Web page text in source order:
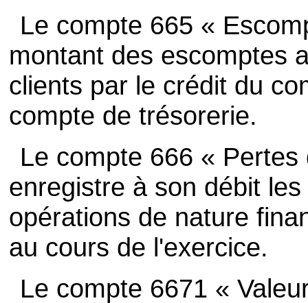
Le compte 665 «
montant des escomptes
clients par le crédit du
compte de trésorerie.
Le compte 666 «
enregistre à son débit
opérations de nature
au cours de l'exercice.
Le compte 6671 «